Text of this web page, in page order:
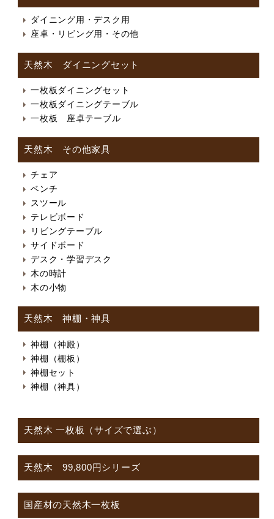
ダイニング用・デスク用
座卓・リビング用・その他
天然木 ダイニングセット
一枚板ダイニングセット
一枚板ダイニングテーブル
一枚板 座卓テーブル
天然木 その他家具
チェア
ベンチ
スツール
テレビボード
リビングテーブル
サイドボード
デスク・学習デスク
木の時計
木の小物
天然木 神棚・神具
神棚（神殿）
神棚（棚板）
神棚セット
神棚（神具）
天然木 一枚板（サイズで選ぶ）
天然木 99,800円シリーズ
国産材の天然木一枚板